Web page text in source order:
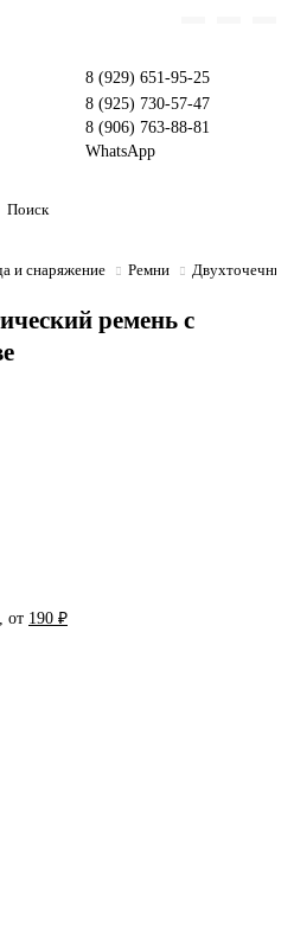
8 (929) 651-95-25
8 (925) 730-57-47
8 (906) 763-88-81
WhatsApp
и снаряжение Ремни Двухточечный
ремень с
от 190 ₽